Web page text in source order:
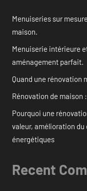
Menuiseries sur
maison.
Menuiserie intérieure
aménagement parfait.
Quand une rénovation
Rénovation de maison
Pourquoi une
valeur, amélioration
énergétiques
Recent